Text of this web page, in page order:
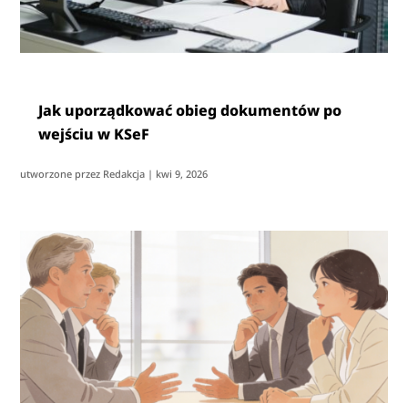
Jak uporządkować obieg dokumentów po
wejściu w KSeF
utworzone przez Redakcja | kwi 9, 2026